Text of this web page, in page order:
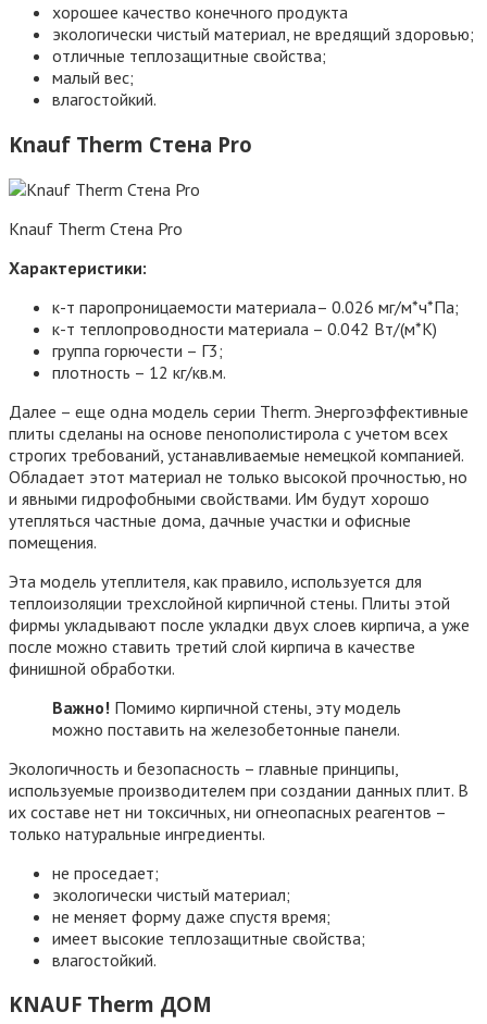
хорошее качество конечного продукта
экологически чистый материал, не вредящий здоровью;
отличные теплозащитные свойства;
малый вес;
влагостойкий.
Knauf Therm Стена Pro
Knauf Therm Стена Pro
Характеристики:
к-т паропроницаемости материала– 0.026 мг/м*ч*Па;
к-т теплопроводности материала – 0.042 Вт/(м*К)
группа горючести – Г3;
плотность – 12 кг/кв.м.
Далее – еще одна модель серии Therm. Энергоэффективные
плиты сделаны на основе пенополистирола с учетом всех
строгих требований, устанавливаемые немецкой компанией.
Обладает этот материал не только высокой прочностью, но
и явными гидрофобными свойствами. Им будут хорошо
утепляться частные дома, дачные участки и офисные
помещения.
Эта модель утеплителя, как правило, используется для
теплоизоляции трехслойной кирпичной стены. Плиты этой
фирмы укладывают после укладки двух слоев кирпича, а уже
после можно ставить третий слой кирпича в качестве
финишной обработки.
Важно! Помимо кирпичной стены, эту модель
можно поставить на железобетонные панели.
Экологичность и безопасность – главные принципы,
используемые производителем при создании данных плит. В
их составе нет ни токсичных, ни огнеопасных реагентов –
только натуральные ингредиенты.
не проседает;
экологически чистый материал;
не меняет форму даже спустя время;
имеет высокие теплозащитные свойства;
влагостойкий.
KNAUF Therm ДОМ